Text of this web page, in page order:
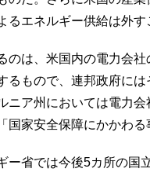
るエネルギー供給は外す
は、米国内の電力会
るもので、連邦政府に
ニア州においては電力
国家安全保障にかかわる
省では今後5カ所の国